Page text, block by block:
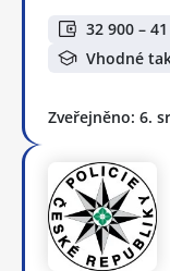
32 900 –
Vhodné
Zveřejněno: 6.